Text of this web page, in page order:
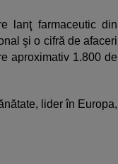
lanţ farmaceutic din
şi o cifră de afaceri
aproximativ 1.800 de
lider în Europa,